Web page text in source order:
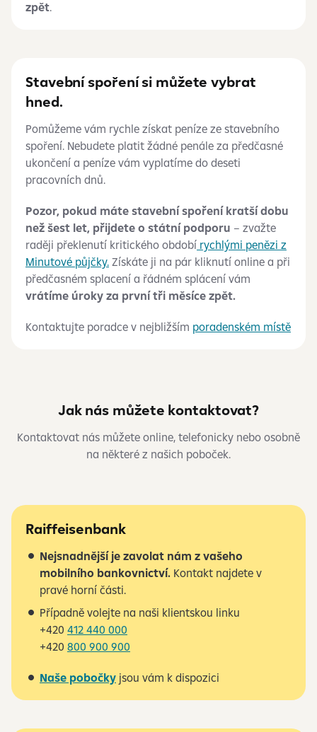
zpět.
Stavební spoření si můžete vybrat
hned.
Pomůžeme vám rychle získat peníze ze stavebního
spoření. Nebudete platit žádné penále za předčasné
ukončení a peníze vám vyplatíme do deseti
pracovních dnů.
Pozor, pokud máte stavební spoření kratší dobu
než šest let, přijdete o státní podporu – zvažte
raději překlenutí kritického období rychlými penězi z
Minutové půjčky. Získáte ji na pár kliknutí online a při
předčasném splacení a řádném splácení vám
vrátíme úroky za první tři měsíce zpět.
Kontaktujte poradce v nejbližším poradenském místě
Jak nás můžete kontaktovat?
Kontaktovat nás můžete online, telefonicky nebo osobně
na některé z našich poboček.
Raiffeisenbank
Nejsnadnější je zavolat nám z vašeho
mobilního bankovnictví. Kontakt najdete v
pravé horní části.
Případně volejte na naši klientskou linku
+420 412 440 000
+420 800 900 900
Naše pobočky jsou vám k dispozici